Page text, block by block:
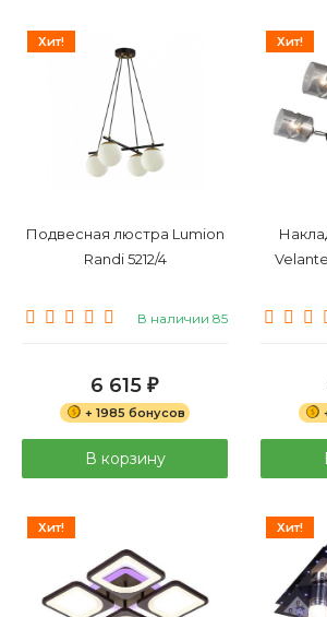
Хит!
Подвесная люстра Lumion
Randi 5212/4
В наличии 85
6 615 ₽
+ 1985 бонусов
В корзину
Хит!
Хит! Хит!